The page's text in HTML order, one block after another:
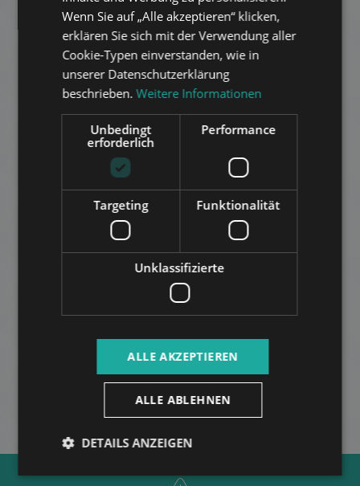
HAJÓS UTCA
Miete:270.000 HUF
Distrikt 6 • 1 Schlafzimmer • 37 m
ZUR LISTE HINZUFÜGEN
PODMANICZKY STREET
MEHR
ITALIAN
SPANISH
RUSSIAN
Wenn Sie auf „Alle akzeptieren“ klicken,
erklären Sie sich mit der Verwendung aller
Cookie-Typen einverstanden, wie in
unserer Datenschutzerklärung
beschrieben. Weitere Informationen
Unbedingt
erforderlich
Performance
Targeting Funktionalität
Unklassifizierte
ALLE AKZEPTIEREN
ALLE ABLEHNEN
DETAILS ANZEIGEN